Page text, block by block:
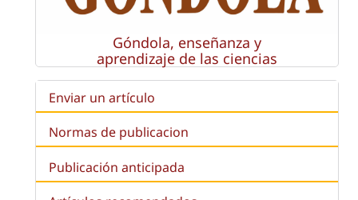
Góndola, enseñanza y
aprendizaje de las ciencias
Enviar un artículo
Normas de publicacion
Publicación anticipada